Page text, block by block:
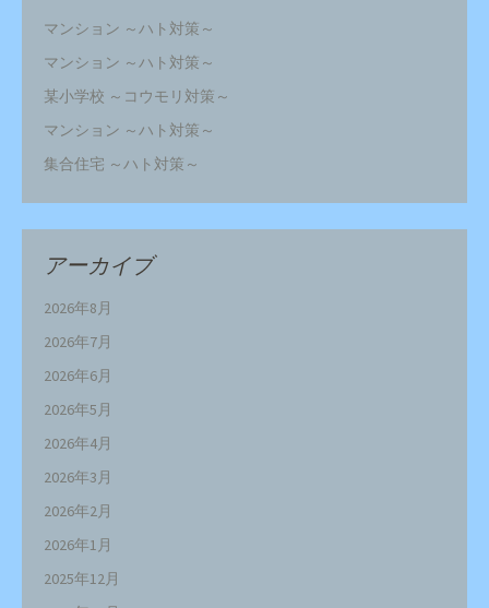
マンション ～ハト対策～
マンション ～ハト対策～
某小学校 ～コウモリ対策～
マンション ～ハト対策～
集合住宅 ～ハト対策～
アーカイブ
2026年8月
2026年7月
2026年6月
2026年5月
2026年4月
2026年3月
2026年2月
2026年1月
2025年12月